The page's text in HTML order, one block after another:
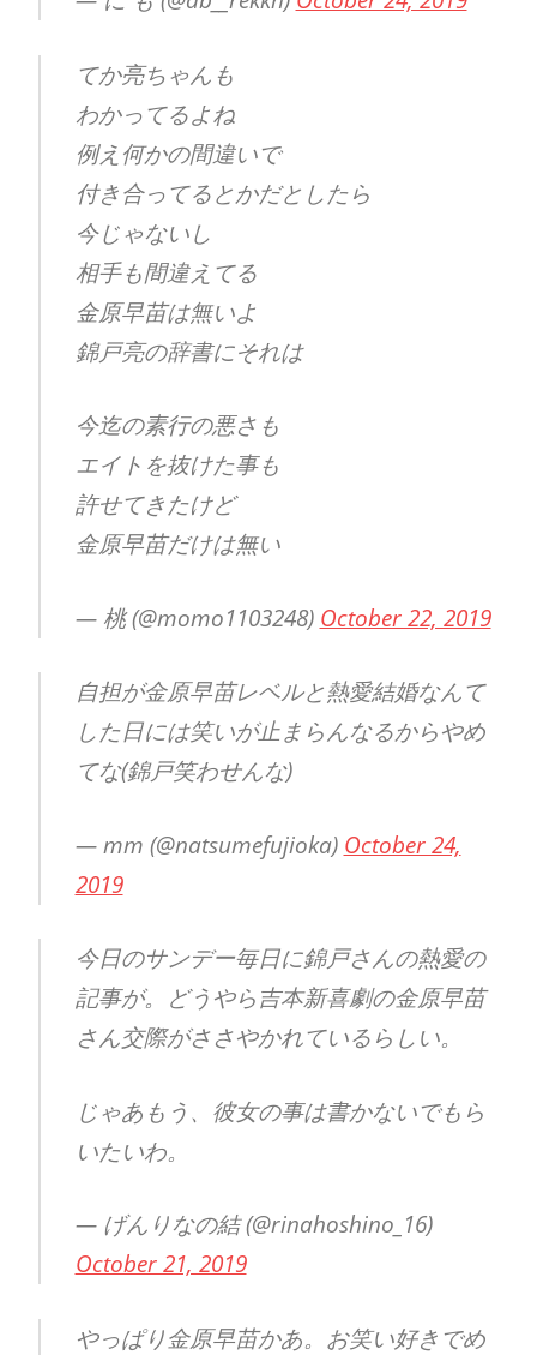
てか亮ちゃんも
わかってるよね
例え何かの間違いで
付き合ってるとかだとしたら
今じゃないし
相手も間違えてる
金原早苗は無いよ
錦戸亮の辞書にそれは
今迄の素行の悪さも
エイトを抜けた事も
許せてきたけど
金原早苗だけは無い
— 桃 (@momo1103248) October 22, 2019
自担が金原早苗レベルと熱愛結婚なんて
した日には笑いが止まらんなるからやめ
てな(錦戸笑わせんな)
— mm (@natsumefujioka) October 24,
2019
今日のサンデー毎日に錦戸さんの熱愛の
記事が。どうやら吉本新喜劇の金原早苗
さん交際がささやかれているらしい。
じゃあもう、彼女の事は書かないでもら
いたいわ。
— げんりなの結 (@rinahoshino_16)
October 21, 2019
やっぱり金原早苗かあ。お笑い好きでめ